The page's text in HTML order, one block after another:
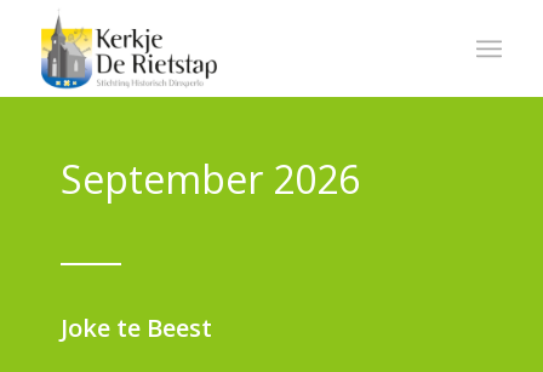
September 2026
Joke te Beest